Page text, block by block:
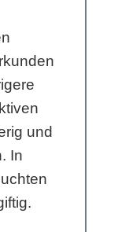
und
In